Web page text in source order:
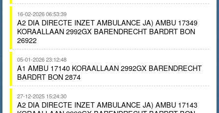
16-02-2026 06:53:39
A2 DIA DIRECTE INZET AMBULANCE JA) AMBU 17349
KORAALLAAN 2992GX BARENDRECHT BARDRT BON
26922
05-01-2026 23:12:48
A1 AMBU 17140 KORAALLAAN 2992GX BARENDRECHT
BARDRT BON 2874
27-12-2025 15:24:30
A2 DIA DIRECTE INZET AMBULANCE JA) AMBU 17143